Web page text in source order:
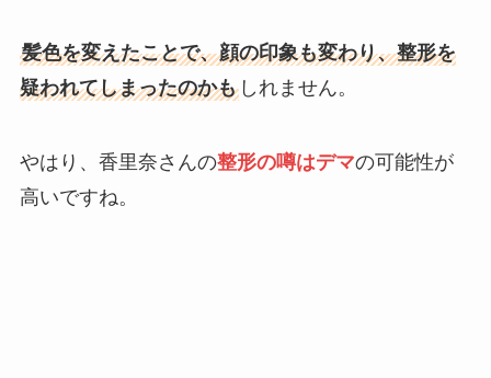
髪色を変えたことで、顔の印象も変わり、整形を
疑われてしまったのかもしれません。
やはり、香里奈さんの整形の噂はデマの可能性が
高いですね。